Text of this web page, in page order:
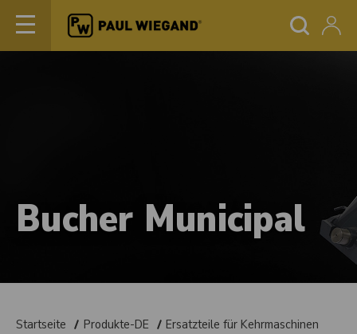
Bucher Municipal
Startseite Produkte-DE
Ersatzteile für Kehrmaschinen